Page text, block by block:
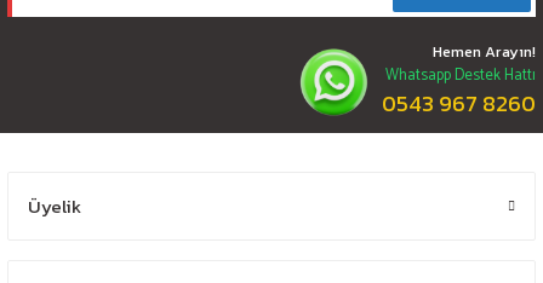
Hemen Arayın!
Whatsapp Destek Hattı
0543 967 8260
Üyelik